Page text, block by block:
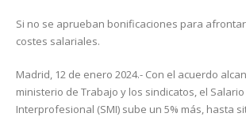
Si no se aprueban bonificaciones para
costes salariales.
Madrid, 12 de enero 2024.- Con el acuerdo
ministerio de Trabajo y los sindicatos, el
Interprofesional (SMI) sube un 5% más, hasta